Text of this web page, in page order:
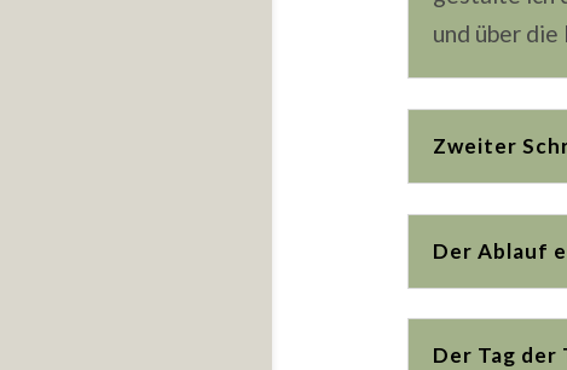
und über die
Zweiter
Der Ablauf
Der Tag